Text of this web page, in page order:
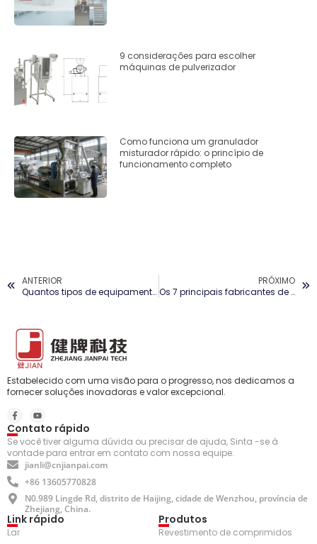
9 considerações para escolher
máquinas de pulverizador
Como funciona um granulador
misturador rápido: o princípio de
funcionamento completo
ANTERIOR
Quantos tipos de equipamentos de mistura você conhece?
PRÓXIMO
Os 7 principais fabricantes de máquinas de secagem na Europa
Estabelecido com uma visão para o progresso, nos dedicamos a
fornecer soluções inovadoras e valor excepcional.
Link rápido
Lar
Produtos
Revestimento de comprimidos
Contato rápido
Se você tiver alguma dúvida ou precisar de ajuda, Sinta -se à
vontade para entrar em contato com nossa equipe.
jianli@cnjianpai.com
+86 13605770828
N0.989 Lingde Rd, distrito de Haijing, cidade de Wenzhou, província de
Zhejiang, China.